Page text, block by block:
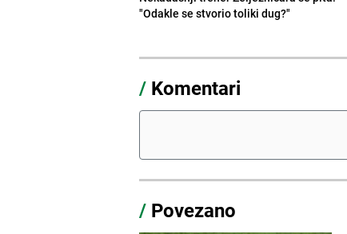
"Odakle se stvorio toliki dug?"
/ Komentari
/ Povezano